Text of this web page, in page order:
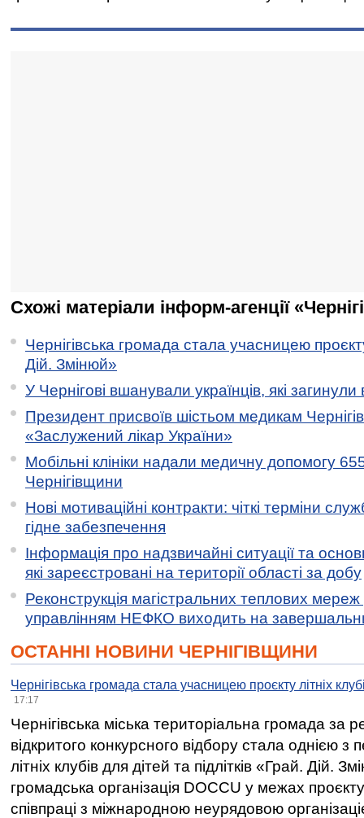
Схожі матеріали інформ-агенції
Чернігівська громада стала учасницею
Дій. Змінюй»
У Чернігові вшанували українців, які загинули
Президент присвоїв шістьом медикам
«Заслужений лікар України»
Мобільні клініки надали медичну допомогу
Чернігівщини
Нові мотиваційні контракти: чіткі терміни
гідне забезпечення
Інформація про надзвичайні ситуації та
які зареєстровані на території області за добу
Реконструкція магістральних теплових мереж
управлінням НЕФКО виходить на
ОСТАННІ НОВИНИ ЧЕРНІГІВЩИНИ
Чернігівська громада стала учасницею проєкту літніх
17:17
Чернігівська міська територіальна громада за
відкритого конкурсного відбору стала однією
літніх клубів для дітей та підлітків «Грай. Дій.
громадська організація DOCCU у межах
співпраці з міжнародною неурядовою